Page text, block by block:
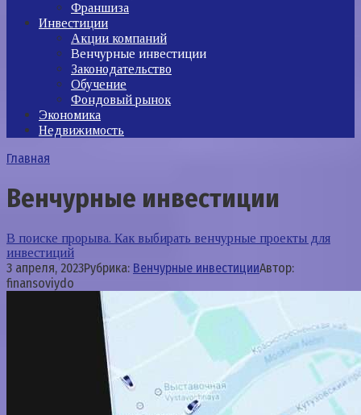
Франшиза
Инвестиции
Акции компаний
Венчурные инвестиции
Законодательство
Обучение
Фондовый рынок
Экономика
Недвижимость
Главная
Венчурные инвестиции
В поиске прорыва. Как выбирать венчурные проекты для
инвестиций
3 апреля, 2023Рубрика: Венчурные инвестицииАвтор:
finansoviydo